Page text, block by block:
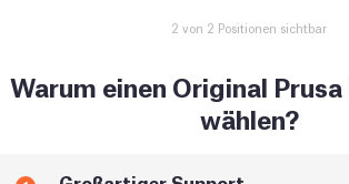
2 von 2 Positionen sichtbar
Warum einen Original
wählen?